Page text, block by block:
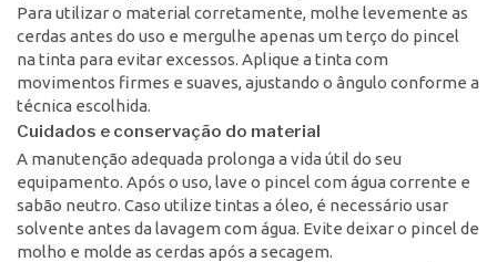
Para utilizar o material corretamente, molhe levemente as
cerdas antes do uso e mergulhe apenas um terço do pincel
na tinta para evitar excessos. Aplique a tinta com
movimentos firmes e suaves, ajustando o ângulo conforme a
técnica escolhida.
Cuidados e conservação do material
A manutenção adequada prolonga a vida útil do seu
equipamento. Após o uso, lave o pincel com água corrente e
sabão neutro. Caso utilize tintas a óleo, é necessário usar
solvente antes da lavagem com água. Evite deixar o pincel de
molho e molde as cerdas após a secagem.